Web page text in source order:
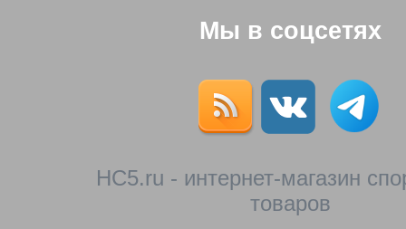
Мы в соцсетях
HC5.ru - интернет-магазин
товаров